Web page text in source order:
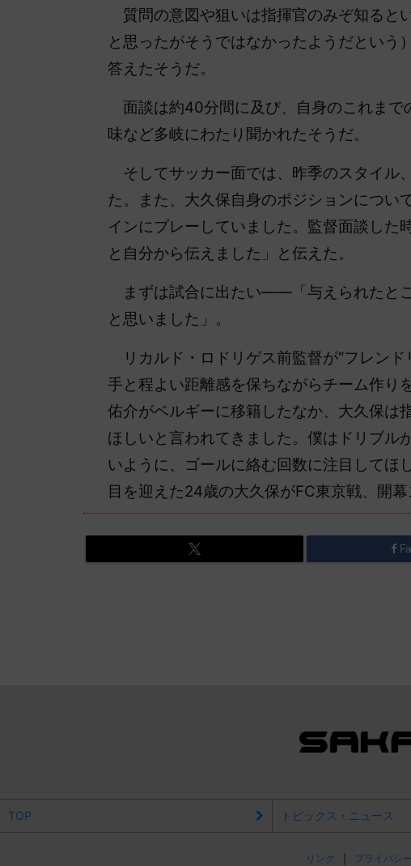
質問の意図や狙いは指揮官のみぞ知ると
と思ったがそうではなかったようだという
答えたそうだ。
面談は約40分間に及び、自身のこれまで
味など多岐にわたり聞かれたそうだ。
そしてサッカー面では、昨季のスタイル
た。また、大久保自身のポジションについ
インにプレーしていました。監督面談した
と自分から伝えました」と伝えた。
まずは試合に出たい――「与えられたと
と思いました」。
リカルド・ロドリゲス前監督が“フレン
手と程よい距離感を保ちながらチーム作り
佑介がベルギーに移籍したなか、大久保は
ほしいと言われてきました。僕はドリブル
いように、ゴールに絡む回数に注目してほ
目を迎えた24歳の大久保がFC東京戦、開
TOP トピックス・ニュース
リンク プライバシ